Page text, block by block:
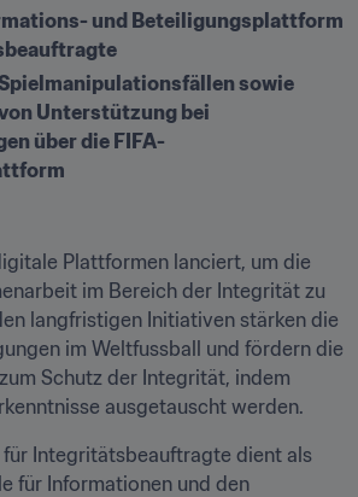
und Beteiligungsplattform
sowie
Unterstützung bei
über die FIFA-
Plattformen lanciert, um die
im Bereich der Integrität zu
langfristigen Initiativen stärken die
im Weltfussball und fördern die
Schutz der Integrität, indem
ausgetauscht werden.
für Integritätsbeauftragte dient als
für Informationen und den